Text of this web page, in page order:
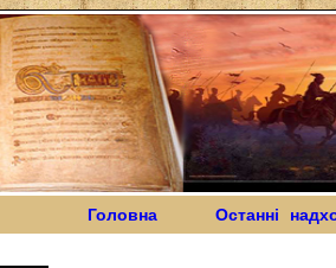
Головна Останні